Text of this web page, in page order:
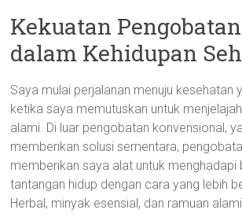
Kekuatan
dalam Kehidupan
Saya mulai perjalanan menuju kesehatan
ketika saya memutuskan untuk
alami. Di luar pengobatan konvensional,
memberikan solusi sementara,
memberikan saya alat untuk menghadapi
tantangan hidup dengan cara yang lebih
Herbal, minyak esensial, dan ramuan